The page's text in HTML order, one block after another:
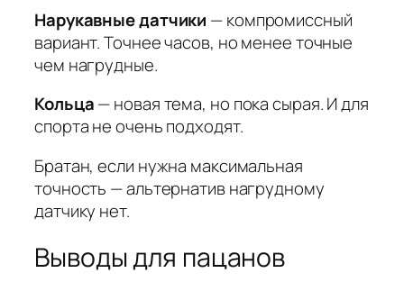
Нарукавные датчики — компромиссный
вариант. Точнее часов, но менее точные
чем нагрудные.
Кольца— новая тема, но пока сырая. И для
спорта не очень подходят.
Братан, если нужна максимальная
точность — альтернатив нагрудному
датчику нет.
Выводы для пацанов